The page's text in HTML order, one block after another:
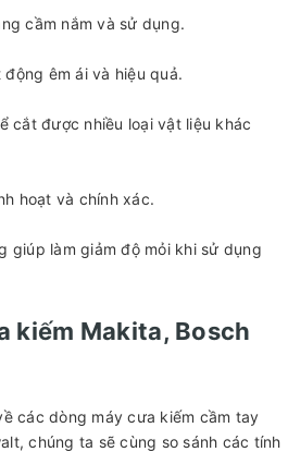
cầm nắm và sử dụng.
êm ái và hiệu quả.
cắt được nhiều loại vật liệu khác
hoạt và chính xác.
giúp làm giảm độ mỏi khi sử dụng
kiếm Makita, Bosch
các dòng máy cưa kiếm cầm tay
chúng ta sẽ cùng so sánh các tính